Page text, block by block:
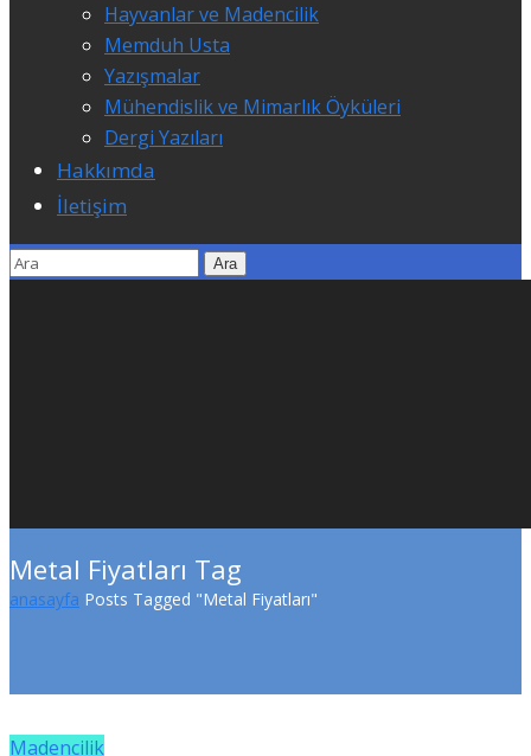
Hayvanlar ve Madencilik
Memduh Usta
Yazışmalar
Mühendislik ve Mimarlık Öyküleri
Dergi Yazıları
Hakkımda
İletişim
Metal Fiyatları Tag
anasayfa Posts Tagged "Metal Fiyatları"
Madencilik